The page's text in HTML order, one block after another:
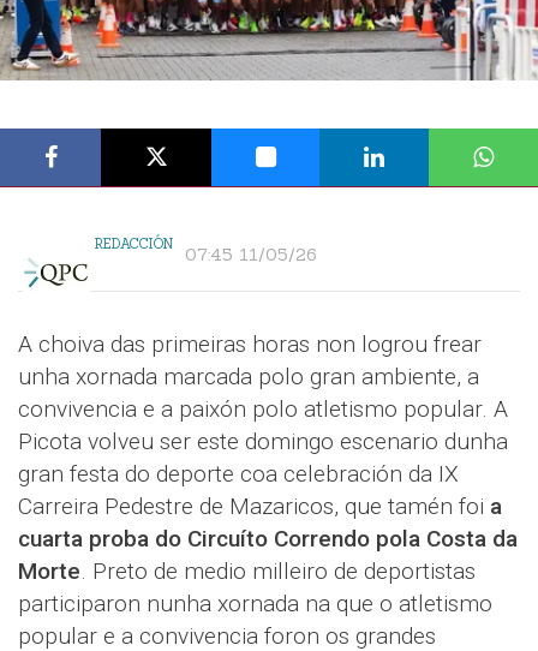
REDACCIÓN 07:45 11/05/26
A choiva das primeiras horas non logrou frear
unha xornada marcada polo gran ambiente, a
convivencia e a paixón polo atletismo popular. A
Picota volveu ser este domingo escenario dunha
gran festa do deporte coa celebración da IX
Carreira Pedestre de Mazaricos, que tamén foi a
cuarta proba do Circuíto Correndo pola Costa da
Morte. Preto de medio milleiro de deportistas
participaron nunha xornada na que o atletismo
popular e a convivencia foron os grandes